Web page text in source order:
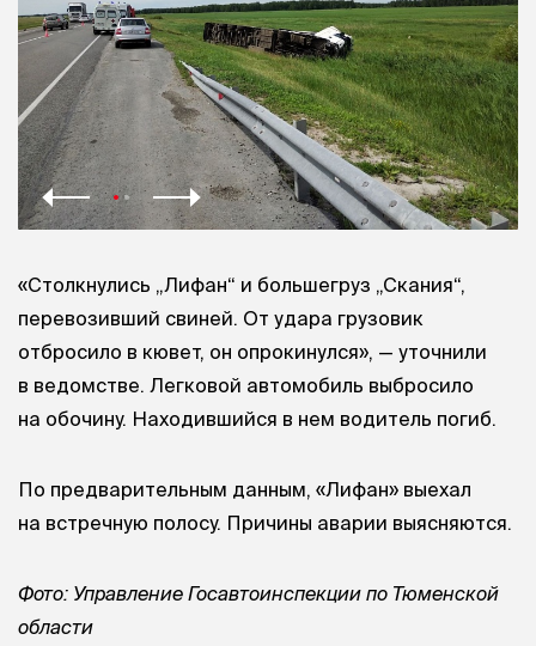
«Столкнулись „Лифан“ и большегруз „Скания“,
перевозивший свиней. От удара грузовик
отбросило в кювет, он опрокинулся», — уточнили
в ведомстве. Легковой автомобиль выбросило
на обочину. Находившийся в нем водитель погиб.
По предварительным данным, «Лифан» выехал
на встречную полосу. Причины аварии выясняются.
Фото: Управление Госавтоинспекции по Тюменской
области